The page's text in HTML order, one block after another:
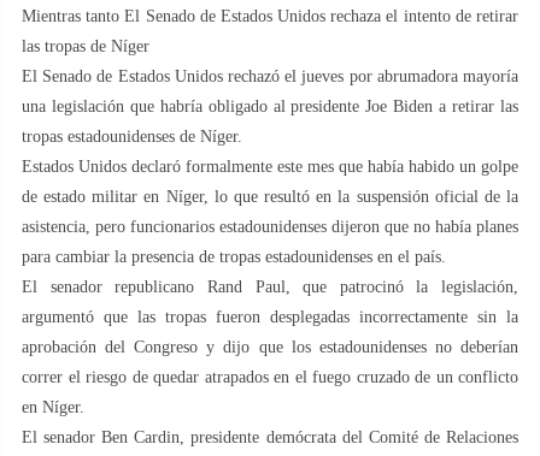
Mientras tanto El Senado de Estados Unidos rechaza el intento de retirar
las tropas de Níger
El Senado de Estados Unidos rechazó el jueves por abrumadora mayoría
una legislación que habría obligado al presidente Joe Biden a retirar las
tropas estadounidenses de Níger.
Estados Unidos declaró formalmente este mes que había habido un golpe
de estado militar en Níger, lo que resultó en la suspensión oficial de la
asistencia, pero funcionarios estadounidenses dijeron que no había planes
para cambiar la presencia de tropas estadounidenses en el país.
El senador republicano Rand Paul, que patrocinó la legislación,
argumentó que las tropas fueron desplegadas incorrectamente sin la
aprobación del Congreso y dijo que los estadounidenses no deberían
correr el riesgo de quedar atrapados en el fuego cruzado de un conflicto
en Níger.
El senador Ben Cardin, presidente demócrata del Comité de Relaciones